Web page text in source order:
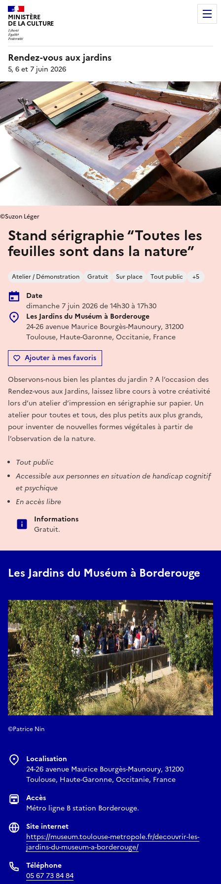
MINISTÈRE
DE LA CULTURE
Rendez-vous aux jardins
5, 6 et 7 juin 2026
Stand sérigraphie “Toutes les
feuilles sont dans la nature”
Atelier / Démonstration Gratuit Sur place Tout public +5
Date
dimanche 7 juin 2026 de 14h30 à 17h30
Les Jardins du Muséum à Borderouge
24-26 avenue Maurice Bourgès-Maunoury, 31200
Toulouse, Haute-Garonne, Occitanie, France
Ajouter à mes favoris
©Suzon Léger
Observons-nous bien les plantes du jardin ? A l’occasion des
Rendez-vous aux Jardins, laissez libre cours à votre créativité
lors d’un atelier d’impression en sérigraphie sur papier. Un
atelier pour toutes et tous, des plus petits aux plus grands,
pour inventer de nouvelles formes végétales à partir de
l’observation de la nature.
Tout public
Accessible aux personnes en situation de handicap cognitif
et psychique
En accès libre
Informations
Gratuit.
Les Jardins du Muséum à Borderouge
©Patrice Nin
Localisation
24-26 avenue Maurice Bourgès-Maunoury, 31200
Toulouse, Haute-Garonne, Occitanie, France
Accès
Métro ligne B station Borderouge.
Site internet
https://museum.toulouse-metropole.fr/decouvrir-les-
jardins-du-museum-a-borderouge/
Téléphone
05 67 73 84 84